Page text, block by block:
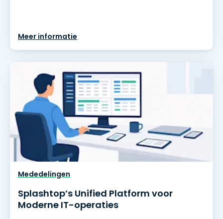
Meer informatie
Mededelingen
Splashtop’s Unified Platform voor
Moderne IT-operaties